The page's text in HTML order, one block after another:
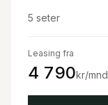
5 seter
Leasing fra
4 790kr/mnd